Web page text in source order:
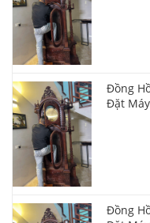
Đồng
Đặt
Đồng